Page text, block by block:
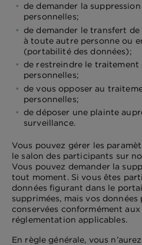
de demander la
personnelles;
de demander le transfert
à toute autre personne ou
(portabilité des données);
de restreindre le traitement
personnelles;
de vous opposer au
personnelles;
de déposer une plainte
surveillance.
Vous pouvez gérer les
le salon des participants sur
Vous pouvez demander la
tout moment. Si vous êtes
données figurant dans le
supprimées, mais vos
conservées conformément
réglementation applicables.
En règle générale, vous